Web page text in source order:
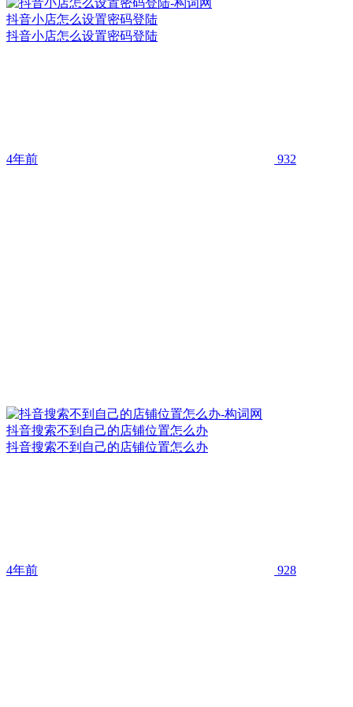
抖音小店怎么设置密码登陆
抖音小店怎么设置密码登陆
4年前 932
抖音搜索不到自己的店铺位置怎么办
抖音搜索不到自己的店铺位置怎么办
4年前 928